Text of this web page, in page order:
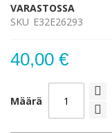
VARASTOSSA
SKU E32E26293
40,00 €
Määrä